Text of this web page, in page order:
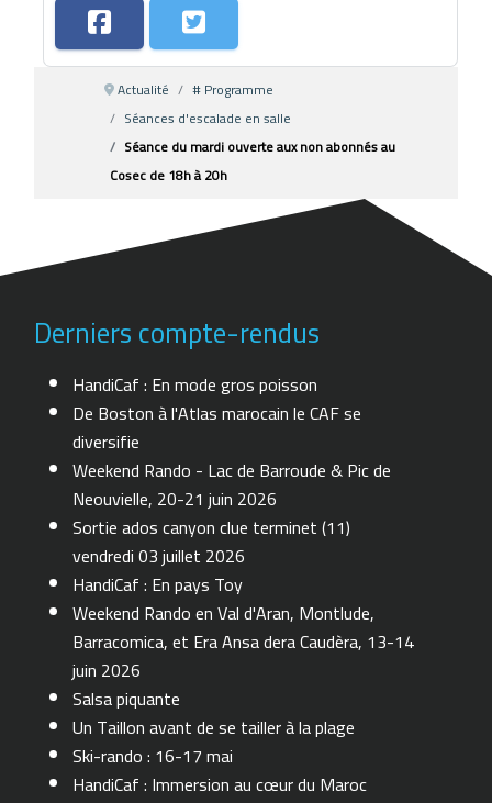
Actualité
# Programme
Séances d'escalade en salle
Séance du mardi ouverte aux non abonnés au
Cosec de 18h à 20h
Derniers compte-rendus
HandiCaf : En mode gros poisson
De Boston à l'Atlas marocain le CAF se
diversifie
Weekend Rando - Lac de Barroude & Pic de
Neouvielle, 20-21 juin 2026
Sortie ados canyon clue terminet (11)
vendredi 03 juillet 2026
HandiCaf : En pays Toy
Weekend Rando en Val d'Aran, Montlude,
Barracomica, et Era Ansa dera Caudèra, 13-14
juin 2026
Salsa piquante
Un Taillon avant de se tailler à la plage
Ski-rando : 16-17 mai
HandiCaf : Immersion au cœur du Maroc